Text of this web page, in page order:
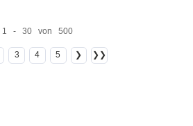
1 - 30 von 500
3 4 5 ❯ ❯❯